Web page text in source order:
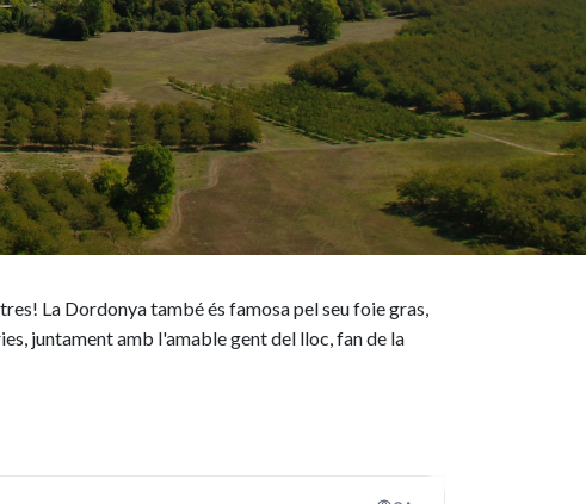
La Dordonya també és famosa pel seu foie gras,
juntament amb l'amable gent del lloc, fan de la